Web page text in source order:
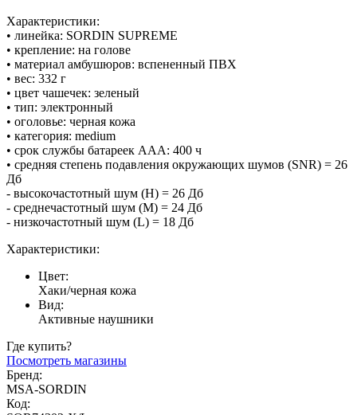
Характеристики:
• линейка: SORDIN SUPREME
• крепление: на голове
• материал амбушюров: вспененный ПВХ
• вес: 332 г
• цвет чашечек: зеленый
• тип: электронный
• оголовье: черная кожа
• категория: medium
• срок службы батареек ААА: 400 ч
• средняя степень подавления окружающих шумов (SNR) = 26
Дб
- высокочастотный шум (H) = 26 Дб
- среднечастотный шум (M) = 24 Дб
- низкочастотный шум (L) = 18 Дб
Характеристики:
Цвет:
Хаки/черная кожа
Вид:
Активные наушники
Где купить?
Посмотреть магазины
Бренд:
MSA-SORDIN
Код: